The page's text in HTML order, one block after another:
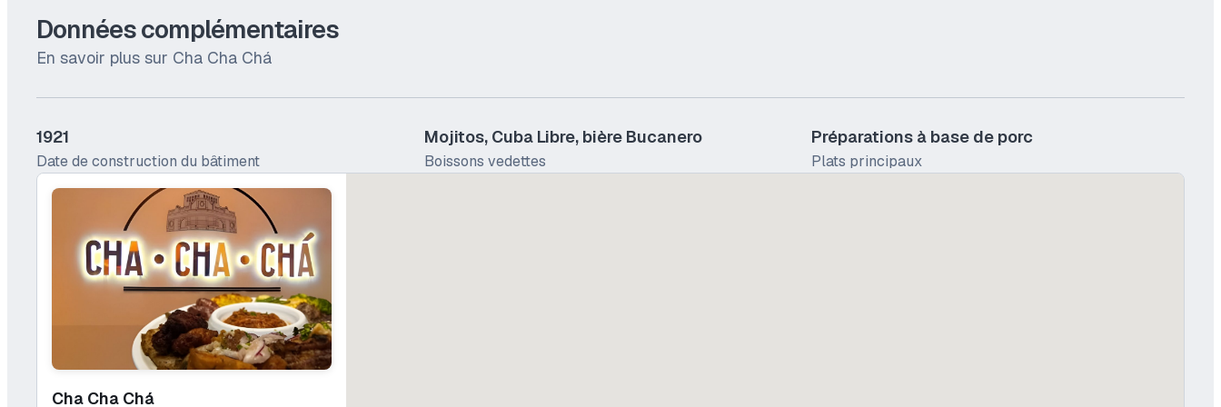
Données complémentaires
En savoir plus sur Cha Cha Chá
1921
Date de construction du bâtiment
Mojitos, Cuba Libre, bière Bucanero
Boissons vedettes
Préparations à base de porc
Plats principaux
Cha Cha Chá